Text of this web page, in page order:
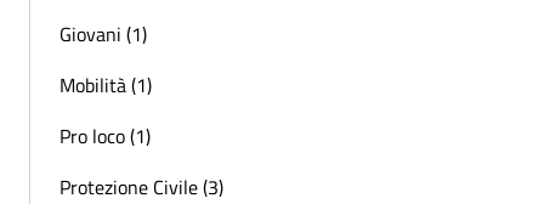
Giovani (1)
Mobilità (1)
Pro loco (1)
Protezione Civile (3)